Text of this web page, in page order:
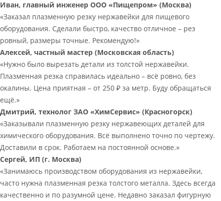
Иван, главный инженер ООО «Пищепром» (Москва)
«Заказал плазменную резку нержавейки для пищевого
оборудования. Сделали быстро, качество отличное – рез
ровный, размеры точные. Рекомендую!»
Алексей, частный мастер (Московская область)
«Нужно было вырезать детали из толстой нержавейки.
Плазменная резка справилась идеально – всё ровно, без
окалины. Цена приятная – от 250 ₽ за метр. Буду обращаться
ещё.»
Дмитрий, технолог ЗАО «ХимСервис» (Красногорск)
«Заказывали плазменную резку нержавеющих деталей для
химического оборудования. Всё выполнено точно по чертежу.
Доставили в срок. Работаем на постоянной основе.»
Сергей, ИП (г. Москва)
«Занимаюсь производством оборудования из нержавейки,
часто нужна плазменная резка толстого металла. Здесь всегда
качественно и по разумной цене. Недавно заказал фигурную